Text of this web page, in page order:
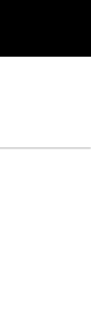
content